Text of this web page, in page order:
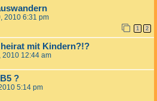
2010 6:31 pm
1 2
mit Kindern?!?
2010 12:44 am
?
5:14 pm